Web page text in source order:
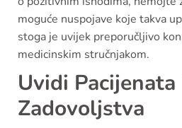
moguće nuspojave koje takva
stoga je uvijek preporučljivo
medicinskim stručnjakom.
Uvidi Pacijenata
Zadovoljstva